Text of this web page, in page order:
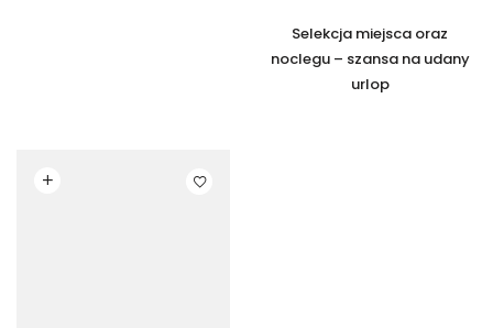
Selekcja miejsca oraz
noclegu – szansa na udany
urlop
Czytaj dalej